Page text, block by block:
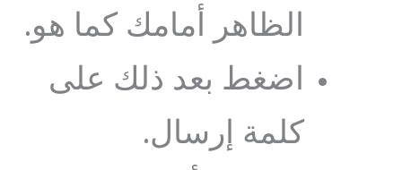
الظاهر أمامك كما هو.
اضغط بعد ذلك على
كلمة إرسال.